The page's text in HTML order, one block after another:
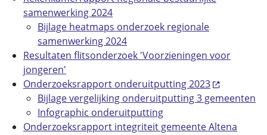
samenwerking 2024
Bijlage heatmaps onderzoek regionale
samenwerking 2024
Resultaten flitsonderzoek 'Voorzieningen voor
jongeren'
Onderzoeksrapport onderuitputting 2023
Bijlage vergelijking onderuitputting 3 gemeenten
Infographic onderuitputting
Onderzoeksrapport integriteit gemeente Altena